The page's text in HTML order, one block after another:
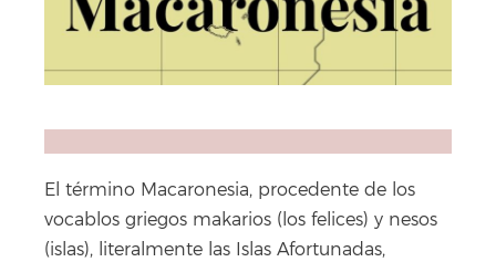
El término Macaronesia, procedente de los
vocablos griegos makarios (los felices) y nesos
(islas), literalmente las Islas Afortunadas,